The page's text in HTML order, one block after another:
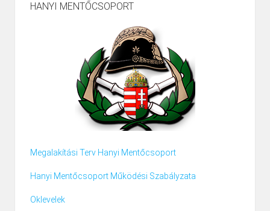
HANYI MENTŐCSOPORT
Megalakítási Terv Hanyi Mentőcsoport
Hanyi Mentőcsoport Működési Szabályzata
Oklevelek